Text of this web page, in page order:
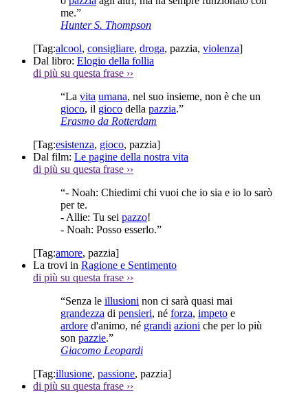
me.”
Hunter S. Thompson
[Tag:alcool, consigliare, droga, pazzia, violenza]
Dal libro: Elogio della follia
di più su questa frase ››
“La vita umana, nel suo insieme, non è che un
gioco, il gioco della pazzia.”
Erasmo da Rotterdam
[Tag:esistenza, gioco, pazzia]
Dal film: Le pagine della nostra vita
di più su questa frase ››
“- Noah: Chiedimi chi vuoi che io sia e io lo sarò
per te.
- Allie: Tu sei pazzo!
- Noah: Posso esserlo.”
[Tag:amore, pazzia]
La trovi in Ragione e Sentimento
di più su questa frase ››
“Senza le illusioni non ci sarà quasi mai
grandezza di pensieri, né forza, impeto e
ardore d'animo, né grandi azioni che per lo più
son pazzie.”
Giacomo Leopardi
[Tag:illusione, passione, pazzia]
di più su questa frase ››